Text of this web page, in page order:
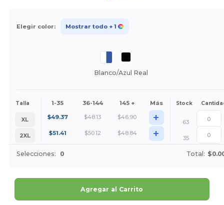
Elegir color: Mostrar todo + 1
Blanco/Azul Real
Talla 1-35 36-144 145 + Más Stock
XL $49.37 $48.13 $46.90 +
63
2XL
$51.41 $50.12 $48.84 + 35
Selecciones: 0 Total:
Agregar al Carrito